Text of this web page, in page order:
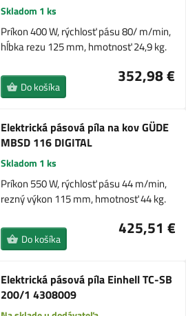
Skladom 1 ks
Príkon 400 W, rýchlosť pásu 80/ m/min,
hĺbka rezu 125 mm, hmotnosť 24,9 kg.
352,98 €
Do košíka
Elektrická pásová píla na kov GÜDE
MBSD 116 DIGITAL
Skladom 1 ks
Príkon 550 W, rýchlosť pásu 44 m/min,
rezný výkon 115 mm, hmotnosť 44 kg.
425,51 €
Do košíka
Elektrická pásová píla Einhell TC-SB
200/1 4308009